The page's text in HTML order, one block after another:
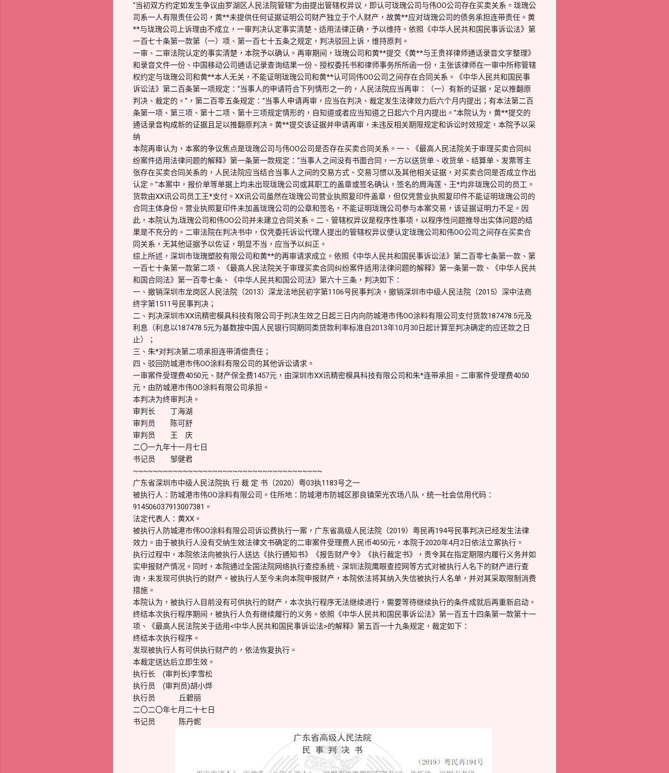
“当初双方约定如发生争议由罗湖区人民法院管辖”为由提出管辖权异议，即认可珑瑰公司与伟OO公司存在买卖关系。珑瑰公
司系一人有限责任公司，黄**未提供任何证据证明公司财产独立于个人财产，故黄**应对珑瑰公司的债务承担连带责任。黄
**与珑瑰公司上诉理由不成立，一审判决认定事实清楚、适用法律正确，予以维持。依照《中华人民共和国民事诉讼法》第
一百七十条第一款第（一）项、第一百七十五条之规定，判决驳回上诉，维持原判。
一审、二审法院认定的事实清楚，本院予以确认。再审期间，珑瑰公司和黄**提交《黄**与王贵祥律师通话录音文字整理》
和录音文件一份、中国移动公司通话记录查询结果一份、授权委托书和律师事务所所函一份，主张该律师在一审中所称管辖
权约定与珑瑰公司和黄**本人无关，不能证明珑瑰公司和黄**认可同伟OO公司之间存在合同关系。《中华人民共和国民事
诉讼法》第二百条第一项规定：“当事人的申请符合下列情形之一的，人民法院应当再审：（一）有新的证据，足以推翻原
判决、裁定的。”，第二百零五条规定：“当事人申请再审，应当在判决、裁定发生法律效力后六个月内提出；有本法第二百
条第一项、第三项、第十二项、第十三项规定情形的，自知道或者应当知道之日起六个月内提出。”本院认为，黄**提交的
通话录音构成新的证据且足以推翻原判决。黄**提交该证据并申请再审，未违反相关期限规定和诉讼时效规定，本院予以采
纳
本院再审认为，本案的争议焦点是珑瑰公司与伟OO公司是否存在买卖合同关系。一、《最高人民法院关于审理买卖合同纠
纷案件适用法律问题的解释》第一条第一款规定：“当事人之间没有书面合同，一方以送货单、收货单、结算单、发票等主
张存在买卖合同关系的，人民法院应当结合当事人之间的交易方式、交易习惯以及其他相关证据，对买卖合同是否成立作出
认定。”本案中，报价单等单据上均未出现珑瑰公司或其职工的盖章或签名确认，签名的周海莲、王*均非珑瑰公司的员工。
货款由XX讯公司员工王*支付。XX讯公司虽然在珑瑰公司营业执照复印件盖章，但仅凭营业执照复印件不能证明珑瑰公司的
合同主体身份。营业执照复印件未加盖珑瑰公司的公章和签名，不能证明珑瑰公司参与本案交易，该证据证明力不足。因
此，本院认为,珑瑰公司和伟OO公司并未建立合同关系。二、管辖权异议是程序性事项，以程序性问题推导出实体问题的结
果是不充分的。二审法院在判决书中，仅凭委托诉讼代理人提出的管辖权异议便认定珑瑰公司和伟OO公司之间存在买卖合
同关系，无其他证据予以佐证，明显不当，应当予以纠正。
综上所述，深圳市珑瑰塑胶有限公司和黄**的再审请求成立。依照《中华人民共和国民事诉讼法》第二百零七条第一款、第
一百七十条第一款第二项、《最高人民法院关于审理买卖合同纠纷案件适用法律问题的解释》第一条第一款、《中华人民共
和国合同法》第一百零七条、《中华人民共和国公司法》第六十三条，判决如下：
一、撤销深圳市龙岗区人民法院（2013）深龙法地民初字第1106号民事判决，撤销深圳市中级人民法院（2015）深中法商
终字第1511号民事判决；
二、判决深圳市XX讯精密模具科技有限公司于判决生效之日起三日内向防城港市伟OO涂料有限公司支付货款187478.5元及
利息（利息以187478.5元为基数按中国人民银行同期同类贷款利率标准自2013年10月30日起计算至判决确定的应还款之日
止）；
三、朱*对判决第二项承担连带清偿责任；
四、驳回防城港市伟OO涂料有限公司的其他诉讼请求。
一审案件受理费4050元、财产保全费1457元，由深圳市XX讯精密模具科技有限公司和朱*连带承担。二审案件受理费4050
元，由防城港市伟OO涂料有限公司承担。
本判决为终审判决。
审判长 丁海湖
审判员 陈可舒
审判员 王 庆
二〇一九年十一月七日
书记员 邹健君
~~~~~~~~~~~~~~~~~~~~~~~~~~~~~~~~~~~~~~
广东省深圳市中级人民法院执 行 裁 定 书（2020）粤03执1183号之一
被执行人：防城港市伟OO涂料有限公司。住所地：防城港市防城区那良镇荣光农场八队，统一社会信用代码：
914506037913007381。
法定代表人：黄XX。
被执行人防城港市伟OO涂料有限公司诉讼费执行一案，广东省高级人民法院（2019）粤民再194号民事判决已经发生法律
效力。由于被执行人没有交纳生效法律文书确定的二审案件受理费人民币4050元，本院于2020年4月2日依法立案执行。
执行过程中，本院依法向被执行人送达《执行通知书》《报告财产令》《执行裁定书》，责令其在指定期限内履行义务并如
实申报财产情况。同时，本院通过全国法院网络执行查控系统、深圳法院鹰眼查控网等方式对被执行人名下的财产进行查
询，未发现可供执行的财产。被执行人至今未向本院申报财产，本院依法将其纳入失信被执行人名单，并对其采取限制消费
措施。
本院认为，被执行人目前没有可供执行的财产，本次执行程序无法继续进行，需要等待继续执行的条件成就后再重新启动。
终结本次执行程序期间，被执行人负有继续履行的义务。依照《中华人民共和国民事诉讼法》第一百五十四条第一款第十一
项、《最高人民法院关于适用<中华人民共和国民事诉讼法>的解释》第五百一十九条规定，裁定如下：
终结本次执行程序。
发现被执行人有可供执行财产的，依法恢复执行。
本裁定送达后立即生效。
执行长 (审判长)李雪松
执行员 (审判员)胡小烨
执行员 丘碧丽
二〇二〇年七月二十七日
书记员 陈丹妮